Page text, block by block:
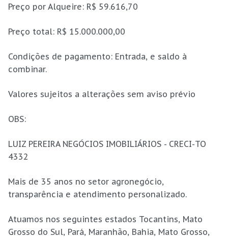
Preço por Alqueire: R$ 59.616,70
Preço total: R$ 15.000.000,00
Condições de pagamento: Entrada, e saldo à
combinar.
Valores sujeitos a alterações sem aviso prévio
OBS:
LUIZ PEREIRA NEGÓCIOS IMOBILIÁRIOS - CRECI-TO
4332
Mais de 35 anos no setor agronegócio,
transparência e atendimento personalizado.
Atuamos nos seguintes estados Tocantins, Mato
Grosso do Sul, Pará, Maranhão, Bahia, Mato Grosso,